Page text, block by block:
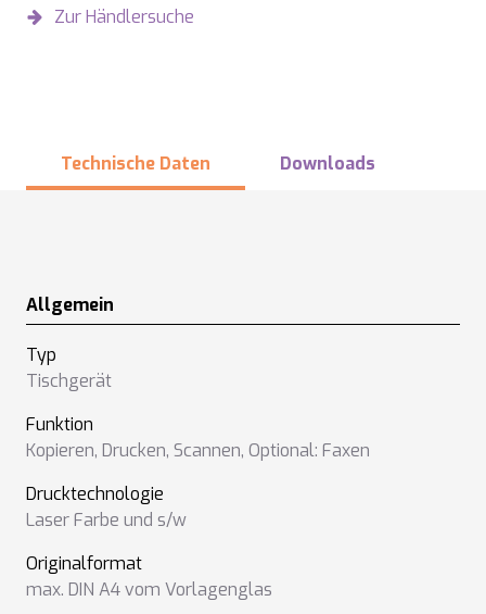
Zur Händlersuche
Technische Daten Downloads
Allgemein
Typ
Tischgerät
Funktion
Kopieren, Drucken, Scannen, Optional: Faxen
Drucktechnologie
Laser Farbe und s/w
Originalformat
max. DIN A4 vom Vorlagenglas